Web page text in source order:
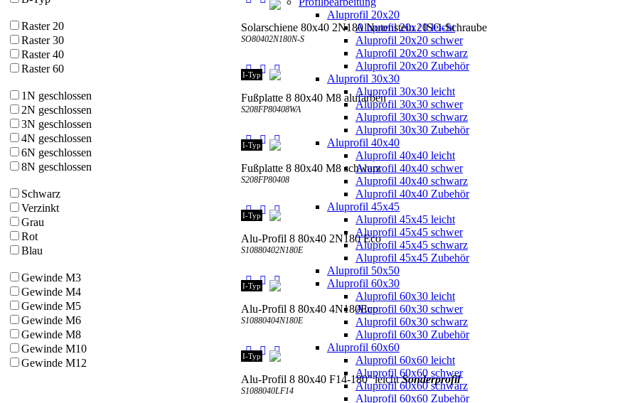
Aluprofil 20x20
Aluprofil 20x20 leicht
Aluprofil 20x20 schwer
Aluprofil 20x20 schwarz
Aluprofil 20x20 Zubehör
Aluprofil 30x30
Aluprofil 30x30 leicht
Aluprofil 30x30 schwer
Aluprofil 30x30 schwarz
Aluprofil 30x30 Zubehör
Aluprofil 40x40
Aluprofil 40x40 leicht
Aluprofil 40x40 schwer
Aluprofil 40x40 schwarz
Aluprofil 40x40 Zubehör
Aluprofil 45x45
Aluprofil 45x45 leicht
Aluprofil 45x45 schwer
Aluprofil 45x45 schwarz
Aluprofil 45x45 Zubehör
Aluprofil 50x50
Aluprofil 60x30
Aluprofil 60x30 leicht
Aluprofil 60x30 schwer
Aluprofil 60x30 schwarz
Aluprofil 60x30 Zubehör
Aluprofil 60x60
Aluprofil 60x60 leicht
Aluprofil 60x60 schwer
Aluprofil 60x60 schwarz
Aluprofil 60x60 Zubehör
Solarschiene 80x40 2N180 Nutenstein / ISO-Schraube
SO80402N180N-S
Fußplatte 8 80x40 M8 alufarben
S208FP80408WA
I-Typ
Fußplatte 8 80x40 M8 schwarz
S208FP80408
I-Typ
Alu-Profil 8 80x40 2N180 Eco
S10880402N180E
I-Typ
Alu-Profil 8 80x40 4N180Eco
S10880404N180E
I-Typ
Alu-Profil 8 80x40 F14-180° leichtSonderprofil
S1088040LF14
I-Typ
Raster 20
Raster 30
Raster 40
Raster 60
1N geschlossen
2N geschlossen
3N geschlossen
4N geschlossen
6N geschlossen
8N geschlossen
Schwarz
Verzinkt
Grau
Rot
Blau
Gewinde M3
Gewinde M4
Gewinde M5
Gewinde M6
Gewinde M8
Gewinde M10
Gewinde M12